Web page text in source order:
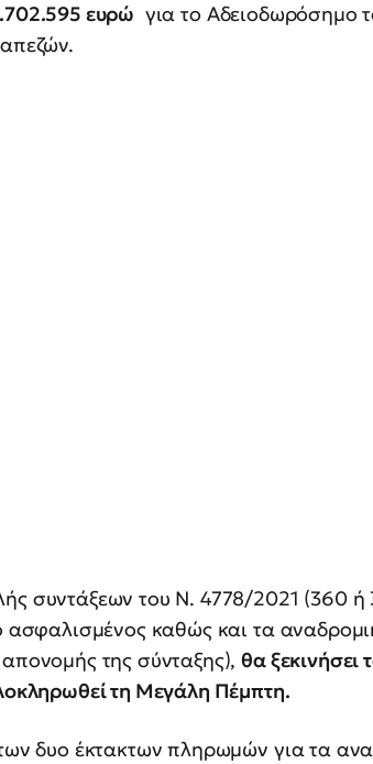
ευρώ για το Αδειοδωρόσημο
συντάξεων του Ν. 4778/2021 (360
ασφαλισμένος καθώς και τα
της σύνταξης),θα ξεκινήσει
τη Μεγάλη Πέμπτη.
δυο έκτακτων πληρωμών για τα